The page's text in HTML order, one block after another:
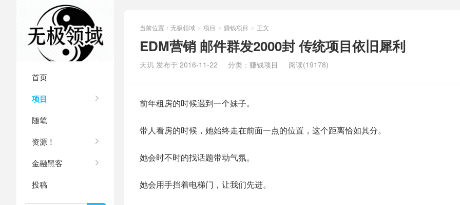
首页
项目
随笔
资源！
金融黑客
投稿
当前位置： 无极领域 > 项目 > 赚钱项目 > 正文
EDM营销 邮件群发2000封 传统项目依旧犀利
天玑 发布于 2016-11-22 分类： 赚钱项目 阅读(19178)
前年租房的时候遇到一个妹子。
带人看房的时候，她始终走在前面一点的位置，这个距离恰如其分。
她会时不时的找话题带动气氛。
她会用手挡着电梯门，让我们先进。